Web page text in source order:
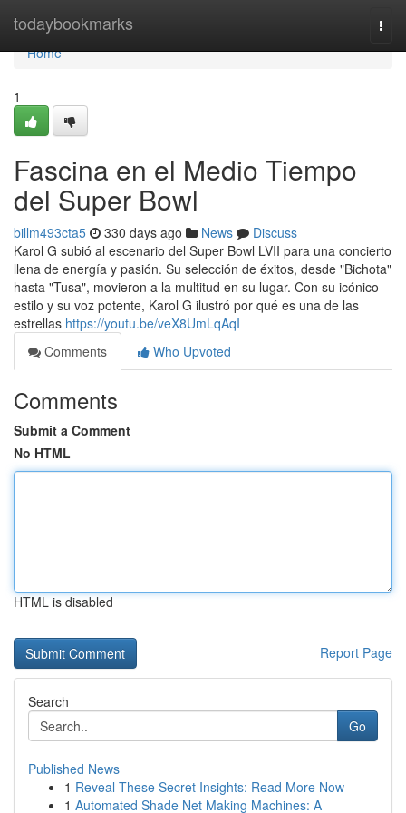
todaybookmarks
Home
Home
1
Fascina en el Medio Tiempo
del Super Bowl
billm493cta5 330 days ago News
Discuss
Karol G subió al escenario del Super Bowl LVII para una concierto
llena de energía y pasión. Su selección de éxitos, desde "Bichota"
hasta "Tusa", movieron a la multitud en su lugar. Con su icónico
estilo y su voz potente, Karol G ilustró por qué es una de las
estrellas https://youtu.be/veX8UmLqAqI
Comments
Who Upvoted
Comments
Submit a Comment
No HTML
HTML is disabled
Report Page
Search
Go
Published News
1 Reveal These Secret Insights: Read More Now
1 Automated Shade Net Making Machines: A